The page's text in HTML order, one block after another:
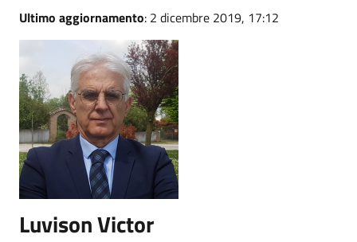
Ultimo aggiornamento: 2 dicembre 2019, 17:12
Luvison Victor